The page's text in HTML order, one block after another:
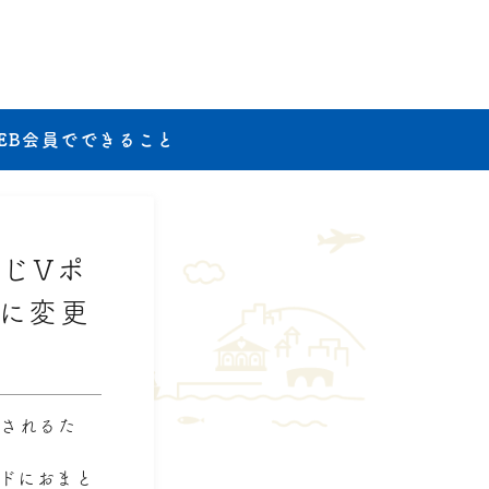
会員でできること
Vポ
変更
れるた
におまと